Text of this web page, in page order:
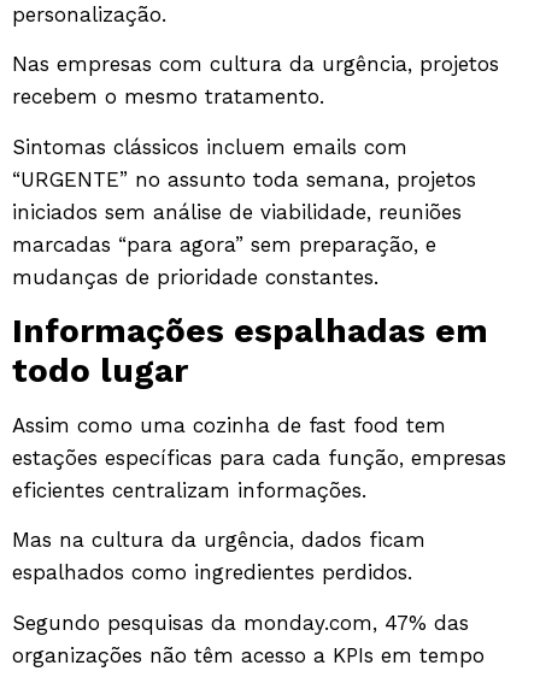
personalização.
Nas empresas com cultura da urgência, projetos
recebem o mesmo tratamento.
Sintomas clássicos incluem emails com
“URGENTE” no assunto toda semana, projetos
iniciados sem análise de viabilidade, reuniões
marcadas “para agora” sem preparação, e
mudanças de prioridade constantes.
Informações espalhadas em
todo lugar
Assim como uma cozinha de fast food tem
estações específicas para cada função, empresas
eficientes centralizam informações.
Mas na cultura da urgência, dados ficam
espalhados como ingredientes perdidos.
Segundo pesquisas da monday.com, 47% das
organizações não têm acesso a KPIs em tempo